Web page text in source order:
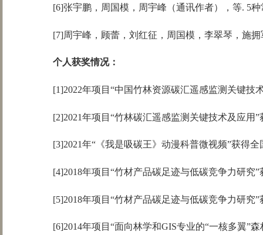
[6]张宇鹏，周国模，周宇峰（通讯作者），等. 5
[7]周宇峰，顾蕾，刘红征，周国模，李翠琴，施
个人获奖情况：
[1]2022年项目“中国竹林资源碳汇遥感监测关键技
[2]2021年项目“竹林碳汇遥感监测关键技术及应用
[3]2021年“《我是吸碳王》动漫科普微视频”获得
[4]2018年项目“竹材产品碳足迹与低碳竞争力研究
[5]2018年项目“竹材产品碳足迹与低碳竞争力研究
[6]2014年项目“面向林学和GIS专业的“一核多翼”